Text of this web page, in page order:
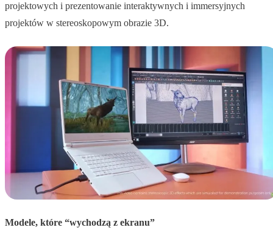
projektowych i prezentowanie interaktywnych i immersyjnych
projektów w stereoskopowym obrazie 3D.
Modele, które “wychodzą z ekranu”